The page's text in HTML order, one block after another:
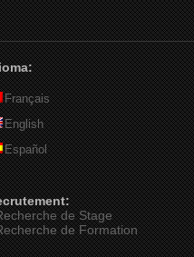
Français
English
Español
de Stage
de Formation